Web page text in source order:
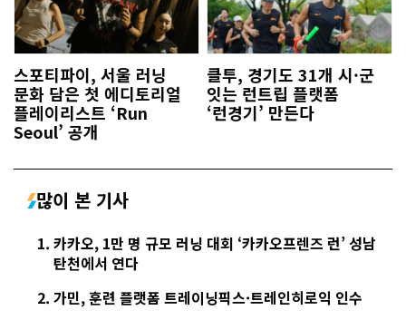
스포티파이, 서울 러닝
문화 담은 첫 에디토리얼
플레이리스트 ‘Run
Seoul’ 공개
클투, 경기도 31개 시·군
잇는 런트립 플랫폼
‘런경기’ 만든다
많이 본 기사
카카오, 1만 명 규모 러닝 대회 ‘카카오프렌즈 런’ 성남
탄천에서 연다
가민, 훈련 플랫폼 트레이닝픽스·트레인히로익 인수